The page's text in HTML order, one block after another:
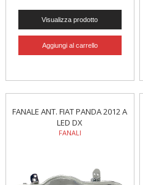
FANALE ANT. FIAT PANDA 2012 A
LED DX
FANALI